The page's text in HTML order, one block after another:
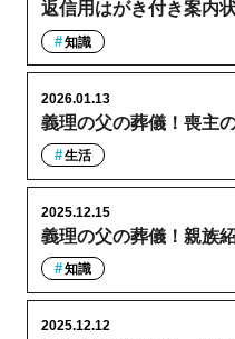
返信用はがき付き案内
知識
義理の父の葬儀！喪主
2026.01.13
生活
義理の父の葬儀！親族
2025.12.15
知識
2025.12.12